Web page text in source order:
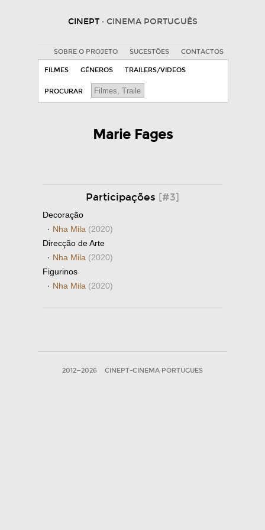
CINEPT · CINEMA PORTUGUÊS
SOBRE O PROJETO SUGESTÕES CONTACTOS
FILMES GÉNEROS TRAILERS/VIDEOS
PROCURAR
Marie Fages
Participações [#3]
Decoração
· Nha Mila (2020)
Direcção de Arte
· Nha Mila (2020)
Figurinos
· Nha Mila (2020)
2012—2026 CINEPT-CINEMA PORTUGUES